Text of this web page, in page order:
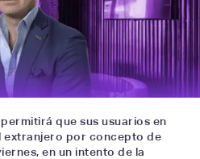
que sus usuarios en
extranjero por concepto de
en un intento de la